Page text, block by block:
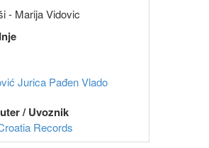
- Marija Vidovic
Jurica PađenVlado
/ Uvoznik
Records